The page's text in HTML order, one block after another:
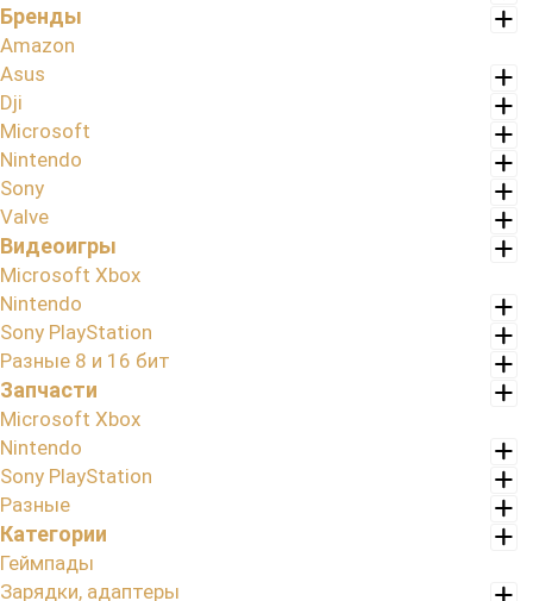
Бренды
Amazon
Asus
Dji
Microsoft
Nintendo
Sony
Valve
Видеоигры
Microsoft Xbox
Nintendo
Sony PlayStation
Разные 8 и 16 бит
Запчасти
Microsoft Xbox
Nintendo
Sony PlayStation
Разные
Категории
Геймпады
Зарядки, адаптеры